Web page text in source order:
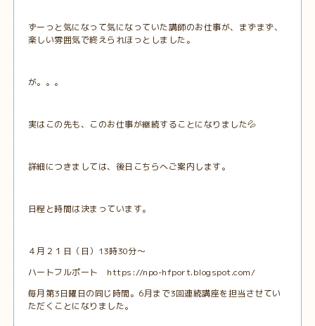
ずーっと気になって気になっていた講師のお仕事が、まずまず、
楽しい雰囲気で終えられほっとしました。
が。。。
実はこの先も、このお仕事が継続することになりました💦
詳細につきましては、後日こちらへご案内します。
日程と時間は決まっています。
４月２１日（日）13時30分～
ハートフルポート https://npo-hfport.blogspot.com/
毎月第3日曜日の同じ時間。6月まで3回連続講座を担当させてい
ただくことになりました。